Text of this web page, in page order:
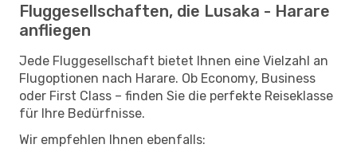
Fluggesellschaften, die Lusaka - Harare
anfliegen
Jede Fluggesellschaft bietet Ihnen eine Vielzahl an
Flugoptionen nach Harare. Ob Economy, Business
oder First Class – finden Sie die perfekte Reiseklasse
für Ihre Bedürfnisse.
Wir empfehlen Ihnen ebenfalls: